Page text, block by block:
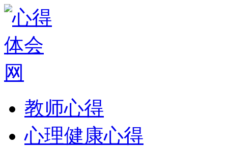
教师心得
心理健康心得